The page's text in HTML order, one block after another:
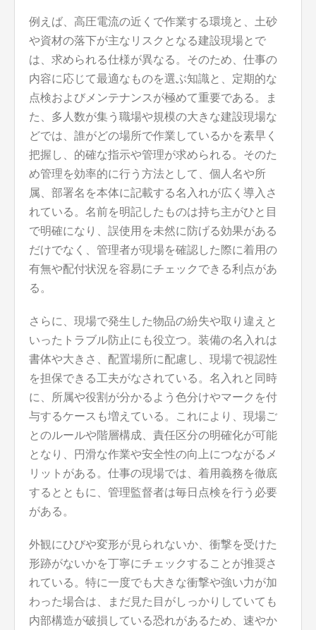
例えば、高圧電流の近くで作業する環境と、土砂
や資材の落下が主なリスクとなる建設現場とで
は、求められる仕様が異なる。そのため、仕事の
内容に応じて最適なものを選ぶ知識と、定期的な
点検およびメンテナンスが極めて重要である。ま
た、多人数が集う職場や規模の大きな建設現場な
どでは、誰がどの場所で作業しているかを素早く
把握し、的確な指示や管理が求められる。そのた
め管理を効率的に行う方法として、個人名や所
属、部署名を本体に記載する名入れが広く導入さ
れている。名前を明記したものは持ち主がひと目
で明確になり、誤使用を未然に防げる効果がある
だけでなく、管理者が現場を確認した際に着用の
有無や配付状況を容易にチェックできる利点があ
る。
さらに、現場で発生した物品の紛失や取り違えと
いったトラブル防止にも役立つ。装備の名入れは
書体や大きさ、配置場所に配慮し、現場で視認性
を担保できる工夫がなされている。名入れと同時
に、所属や役割が分かるよう色分けやマークを付
与するケースも増えている。これにより、現場ご
とのルールや階層構成、責任区分の明確化が可能
となり、円滑な作業や安全性の向上につながるメ
リットがある。仕事の現場では、着用義務を徹底
するとともに、管理監督者は毎日点検を行う必要
がある。
外観にひびや変形が見られないか、衝撃を受けた
形跡がないかを丁寧にチェックすることが推奨さ
れている。特に一度でも大きな衝撃や強い力が加
わった場合は、まだ見た目がしっかりしていても
内部構造が破損している恐れがあるため、速やか